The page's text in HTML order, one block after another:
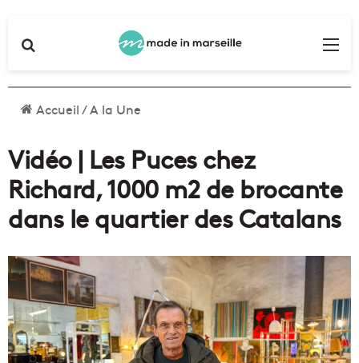
Accueil/A la Une
Vidéo | Les Puces chez
Richard, 1000 m2 de brocante
dans le quartier des Catalans